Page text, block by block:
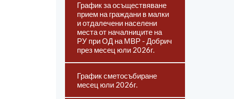
График за осъществяване
прием на граждани в малки
и отдалечени населени
места от началниците на
РУ при ОД на МВР - Добрич
през месец юли 2026г.
График сметосъбиране
месец юли 2026г.